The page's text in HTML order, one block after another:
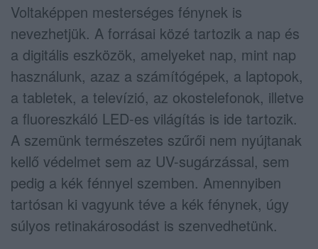
Voltaképpen mesterséges fénynek is
nevezhetjük. A forrásai közé tartozik a nap és
a digitális eszközök, amelyeket nap, mint nap
használunk, azaz a számítógépek, a laptopok,
a tabletek, a televízió, az okostelefonok, illetve
a fluoreszkáló LED-es világítás is ide tartozik.
A szemünk természetes szűrői nem nyújtanak
kellő védelmet sem az UV-sugárzással, sem
pedig a kék fénnyel szemben. Amennyiben
tartósan ki vagyunk téve a kék fénynek, úgy
súlyos retinakárosodást is szenvedhetünk.